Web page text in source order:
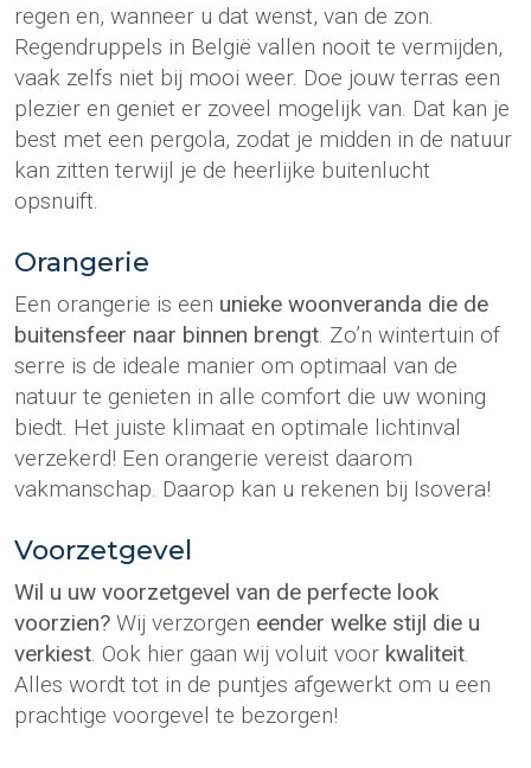
regen en, wanneer u dat wenst, van de zon.
Regendruppels in België vallen nooit te vermijden,
vaak zelfs niet bij mooi weer. Doe jouw terras een
plezier en geniet er zoveel mogelijk van. Dat kan je
best met een pergola, zodat je midden in de natuur
kan zitten terwijl je de heerlijke buitenlucht
opsnuift.
Orangerie
Een orangerie is een unieke woonveranda die de
buitensfeer naar binnen brengt. Zo’n wintertuin of
serre is de ideale manier om optimaal van de
natuur te genieten in alle comfort die uw woning
biedt. Het juiste klimaat en optimale lichtinval
verzekerd! Een orangerie vereist daarom
vakmanschap. Daarop kan u rekenen bij Isovera!
Voorzetgevel
Wil u uw voorzetgevel van de perfecte look
voorzien? Wij verzorgen eender welke stijl die u
verkiest. Ook hier gaan wij voluit voor kwaliteit.
Alles wordt tot in de puntjes afgewerkt om u een
prachtige voorgevel te bezorgen!